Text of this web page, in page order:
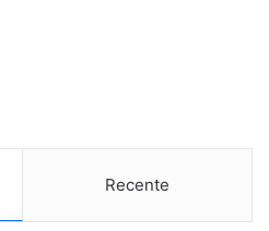
Recente